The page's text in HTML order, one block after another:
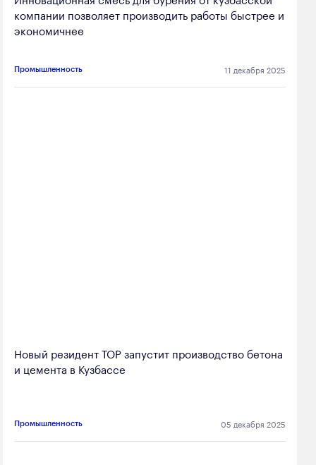
компании позволяет производить работы быстрее и
экономичнее
Промышленность 11 декабря 2025
Новый резидент ТОР запустит производство бетона
и цемента в Кузбассе
Промышленность 05 декабря 2025